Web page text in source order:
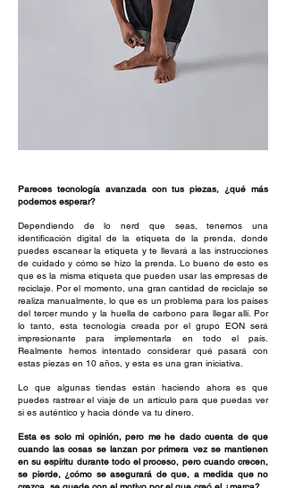
Pareces tecnología avanzada con tus piezas, ¿qué más
podemos esperar?
Dependiendo de lo nerd que seas, tenemos una
identificación digital de la etiqueta de la prenda, donde
puedes escanear la etiqueta y te llevará a las instrucciones
de cuidado y cómo se hizo la prenda. Lo bueno de esto es
que es la misma etiqueta que pueden usar las empresas de
reciclaje. Por el momento, una gran cantidad de reciclaje se
realiza manualmente, lo que es un problema para los países
del tercer mundo y la huella de carbono para llegar allí. Por
lo tanto, esta tecnología creada por el grupo EON será
impresionante para implementarla en todo el país.
Realmente hemos intentado considerar qué pasará con
estas piezas en 10 años, y esta es una gran iniciativa.
Lo que algunas tiendas están haciendo ahora es que
puedes rastrear el viaje de un artículo para que puedas ver
si es auténtico y hacia dónde va tu dinero.
Esta es solo mi opinión, pero me he dado cuenta de que
cuando las cosas se lanzan por primera vez se mantienen
en su espíritu durante todo el proceso, pero cuando crecen,
se pierde, ¿cómo se asegurará de que, a medida que no